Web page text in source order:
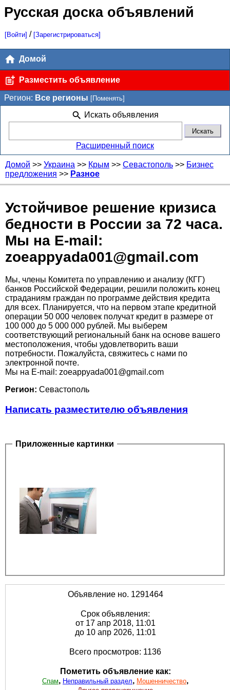
Русская доска объявлений
[Войти] / [Зарегистрироваться]
Домой
Разместить объявление
Регион: Все регионы [Поменять]
Искать объявления
Расширенный поиск
Домой >> Украина >> Крым >> Севастополь >> Бизнес
предложения >> Разное
Устойчивое решение кризиса
бедности в России за 72 часа.
Мы на E-mail:
zoeappyada001@gmail.com
Мы, члены Комитета по управлению и анализу (КГГ)
банков Российской Федерации, решили положить конец
страданиям граждан по программе действия кредита
для всех. Планируется, что на первом этапе кредитной
операции 50 000 человек получат кредит в размере от
100 000 до 5 000 000 рублей. Мы выберем
соответствующий региональный банк на основе вашего
местоположения, чтобы удовлетворить ваши
потребности. Пожалуйста, свяжитесь с нами по
электронной почте.
Мы на E-mail: zoeappyada001@gmail.com
Регион: Севастополь
Написать разместителю объявления
Приложенные картинки
Объявление но. 1291464
Срок объявления:
от 17 апр 2018, 11:01
до 10 апр 2026, 11:01
Всего просмотров: 1136
Пометить объявление как:
Спам, Неправильный раздел, Мошенничество,